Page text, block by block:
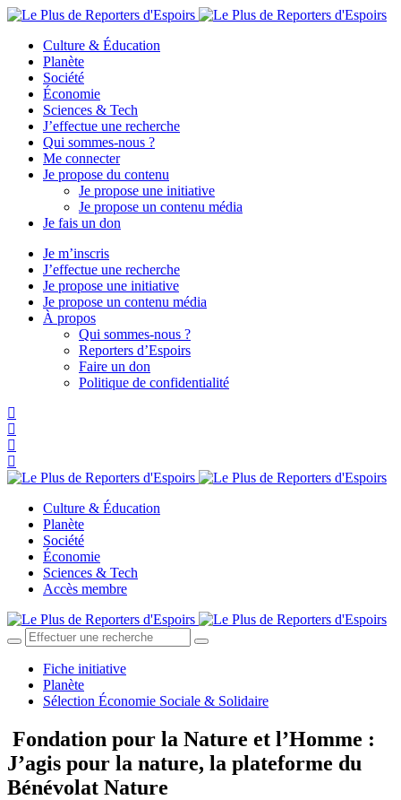
Culture & Éducation
Planète
Société
Économie
Sciences & Tech
J’effectue une recherche
Qui sommes-nous ?
Me connecter
Je propose du contenu
Je propose une initiative
Je propose un contenu média
Je fais un don
Je m’inscris
J’effectue une recherche
Je propose une initiative
Je propose un contenu média
À propos
Qui sommes-nous ?
Reporters d’Espoirs
Faire un don
Politique de confidentialité
Culture & Éducation
Planète
Société
Économie
Sciences & Tech
Accès membre
Fiche initiative
Planète
Sélection Économie Sociale & Solidaire
Fondation pour la Nature et l’Homme :
J’agis pour la nature, la plateforme du
Bénévolat Nature